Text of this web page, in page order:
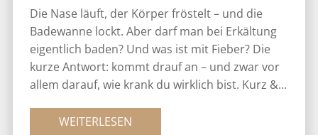
Die Nase läuft, der Körper fröstelt – und die
Badewanne lockt. Aber darf man bei Erkältung
eigentlich baden? Und was ist mit Fieber? Die
kurze Antwort: kommt drauf an – und zwar vor
allem darauf, wie krank du wirklich bist. Kurz &...
WEITERLESEN